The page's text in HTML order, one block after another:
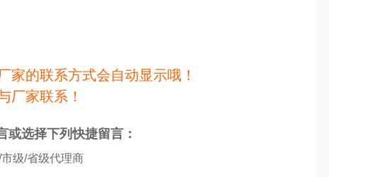
家的联系方式会自动显示哦！
厂家联系！
或选择下列快捷留言：
级/省级代理商